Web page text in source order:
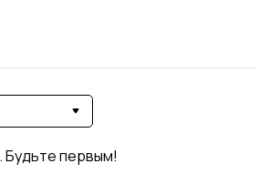
Будьте первым!